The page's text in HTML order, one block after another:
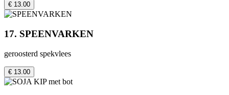
€ 13.00
17. SPEENVARKEN
geroosterd spekvlees
€ 13.00